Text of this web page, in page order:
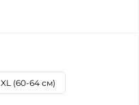
XL (60-64 см)